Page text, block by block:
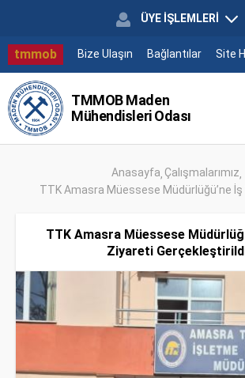
ÜYE İŞLEMLERİ
tmmob Bize Ulaşın Bağlantılar Site
TMMOB Maden
Mühendisleri Odası
Anasayfa Çalışmalarımız
TTK Amasra Müessese Müdürlüğü’ne İş
TTK Amasra Müessese
Ziyareti